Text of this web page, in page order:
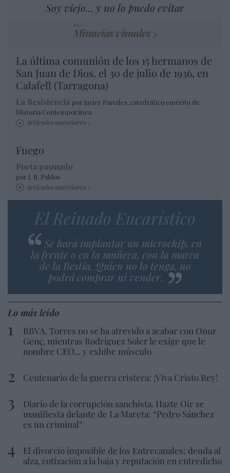
Soy viejo... y no lo puedo evitar
Minucias visuales
La última comunión de los 15 hermanos de
San Juan de Dios, el 30 de julio de 1936, en
Calafell (Tarragona)
La Resistencia por Javier Paredes, catedrático emérito de
Historia Contemporánea
Artículos anteriores
Fuego
Poeta pasmado
por J. R. Pablos
Artículos anteriores
El Reinado Eucarístico
Se hará implantar un microchip, en
la frente o en la muñeca, con la marca
de la Bestia. Quien no lo tenga, no
podrá comprar ni vender.
Lo más leído
BBVA. Torres no se ha atrevido a acabar con Onur
Genç, mientras Rodríguez Soler le exige que le
nombre CEO... y exhibe músculo
Centenario de la guerra cristera: ¡Viva Cristo Rey!
Diario de la corrupción sanchista. Hazte Oír se
manifiesta delante de La Mareta: “Pedro Sánchez
es un criminal”
El divorcio imposible de los Entrecanales: deuda al
alza, cotización a la baja y reputación en entredicho